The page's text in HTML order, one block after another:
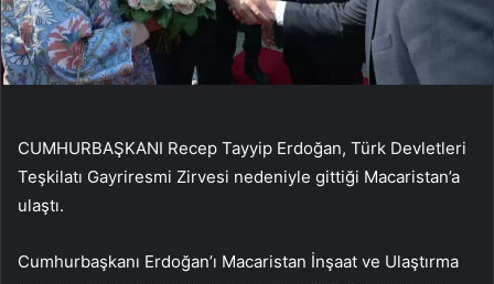
CUMHURBAŞKANI Recep Tayyip Erdoğan, Türk Devletleri
Teşkilatı Gayriresmi Zirvesi nedeniyle gittiği Macaristan’a
ulaştı.
Cumhurbaşkanı Erdoğan’ı Macaristan İnşaat ve Ulaştırma